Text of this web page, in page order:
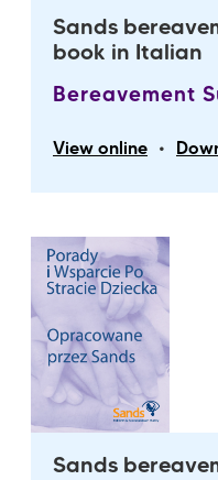
Sands
book in Italian
Bereavement
View online •
Sands